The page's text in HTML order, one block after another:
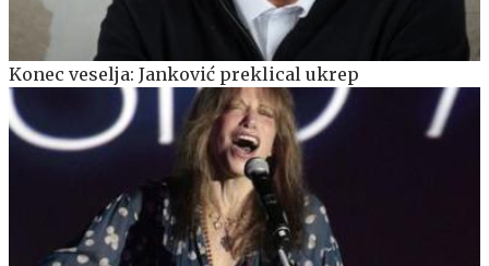
Konec veselja: Janković preklical ukrep